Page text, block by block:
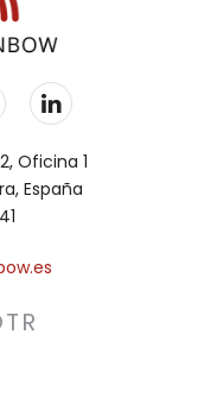
Oficina 1
España